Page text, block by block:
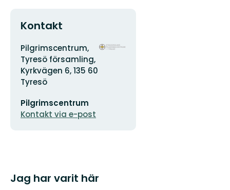
Kontakt
Adress
Pilgrimscentrum,
Tyresö församling,
Kyrkvägen 6, 135 60
Tyresö
postadress
Pilgrimscentrum
Kontakt via e-post
Organisationens
Jag har varit här